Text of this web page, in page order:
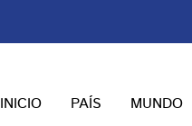
INICIO PAÍS MUNDO